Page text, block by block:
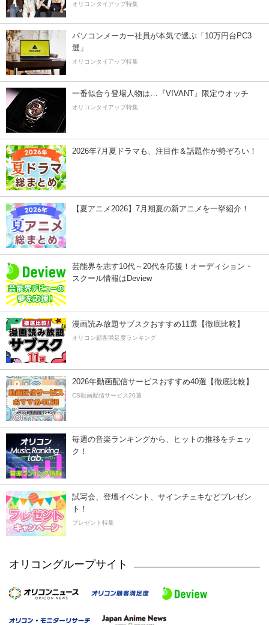
オリコンタイアップ特集
パソコンメーカー社員が本気で選ぶ「10万円台PC3
選」
オリコンタイアップ特集
一番似合う登場人物は…『VIVANT』限定ウオッチ
オリコンタイアップ特集
2026年7月夏ドラマも、注目作＆話題作が勢ぞろい！
【夏アニメ2026】7月期夏の新アニメを一挙紹介！
芸能界を志す10代～20代を応援！オーディション・
スクール情報はDeview
漫画読み放題サブスクおすすめ11選【徹底比較】
オリコン顧客満足度ランキング
2026年動画配信サービスおすすめ40選【徹底比較】
CS動画配信サービス20選
毎週の音楽ランキングから、ヒットの推移をチェッ
ク！
試写会、登壇イベント、サインチェキなどプレゼン
ト！
プレゼント特集
オリコングループサイト